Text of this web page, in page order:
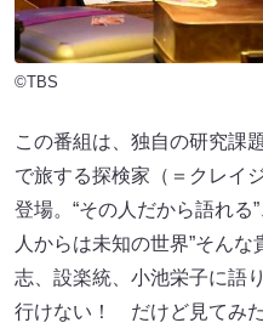
©TBS
この番組は、独自の研究課
で旅する探検家（＝クレイ
登場。“その人だから語れる
人からは未知の世界”そん
志、設楽統、小池栄子に語
行けない！ だけど見てみ